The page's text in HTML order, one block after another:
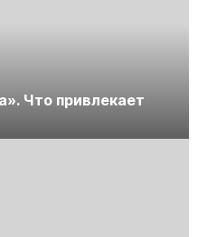
Что привлекает